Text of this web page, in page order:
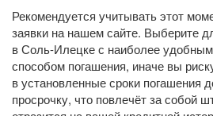
Рекомендуется учитывать этот
заявки на нашем сайте. Выберите
в Соль-Илецке с наиболее
способом погашения, иначе вы
в установленные сроки погашения
просрочку, что повлечёт за собой